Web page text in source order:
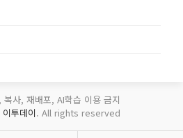
사, 재배포, AI학습 이용 금지
이투데이. All rights reserved